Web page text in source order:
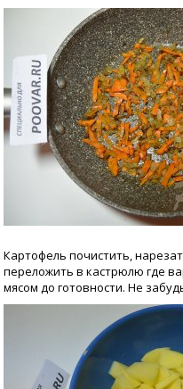
Картофель почистить,
переложить в кастрюлю где
мясом до готовности. Не